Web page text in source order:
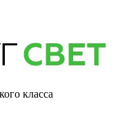
класса